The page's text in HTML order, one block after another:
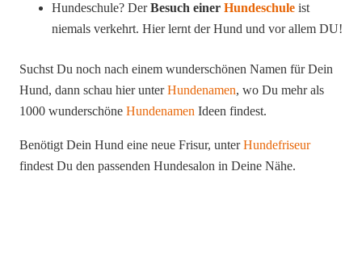
Hundeschule? DerBesuch einer Hundeschule ist
niemals verkehrt. Hier lernt der Hund und vor allem DU!
Suchst Du noch nach einem wunderschönen Namen für Dein
Hund, dann schau hier unterHundenamen, wo Du mehr als
1000 wunderschöne Hundenamen Ideen findest.
Benötigt Dein Hund eine neue Frisur, unterHundefriseur
findest Du den passenden Hundesalon in Deine Nähe.